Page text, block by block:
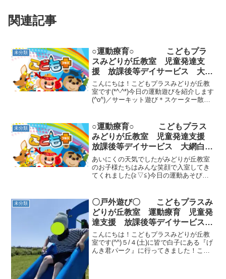
関連記事
未分類
○運動療育○ こどもプラ
スみどりが丘教室 児童発達支
援 放課後等デイサービス 大網
白里市 千葉市 教室見学・体験
こんにちは！こどもプラスみどりが丘教
室です(*^-^*)今日の運動遊びを紹介します
(^o^)／サーキット遊び＊スケーター散歩
ニング・危険予測】＊バランスパッド
【平衡感覚...
未分類
○運動療育○ こどもプラス
みどりが丘教室 児童発達支援
放課後等デイサービス 大網白里
市 千葉市 教室見学・体験
あいにくの天気でしたがみどりが丘教室
のお子様たちはみんな笑顔で入室してき
てくれました(≧▽≦)今日の運動あそび
でも一生懸命リズムをとってジグザグに
進む姿に拍手！スタッフ...
未分類
〇戸外遊び〇 こどもプラスみ
どりが丘教室 運動療育 児童発
達支援 放課後等デイサービス
大網白里市 千葉市 教室見学・
体験
こんにちは！こどもプラスみどりが丘教
室です(^^)５/４(土)に皆で白子にある『げ
んき君パーク』に行ってきました！この